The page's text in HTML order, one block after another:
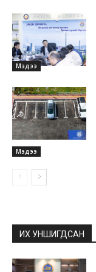
Мэдээ
Мэдээ
ИХ УНШИГДСАН